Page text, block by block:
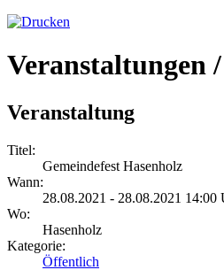
Veranstaltungen
Veranstaltung
Titel:
Gemeindefest Hasenholz
Wann:
28.08.2021 - 28.08.2021 14:00
Wo:
Hasenholz
Kategorie:
Öffentlich